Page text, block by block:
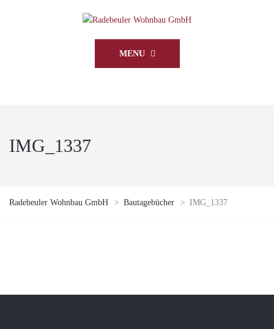
MENU
IMG_1337
Radebeuler Wohnbau GmbH > Bautagebücher > IMG_1337